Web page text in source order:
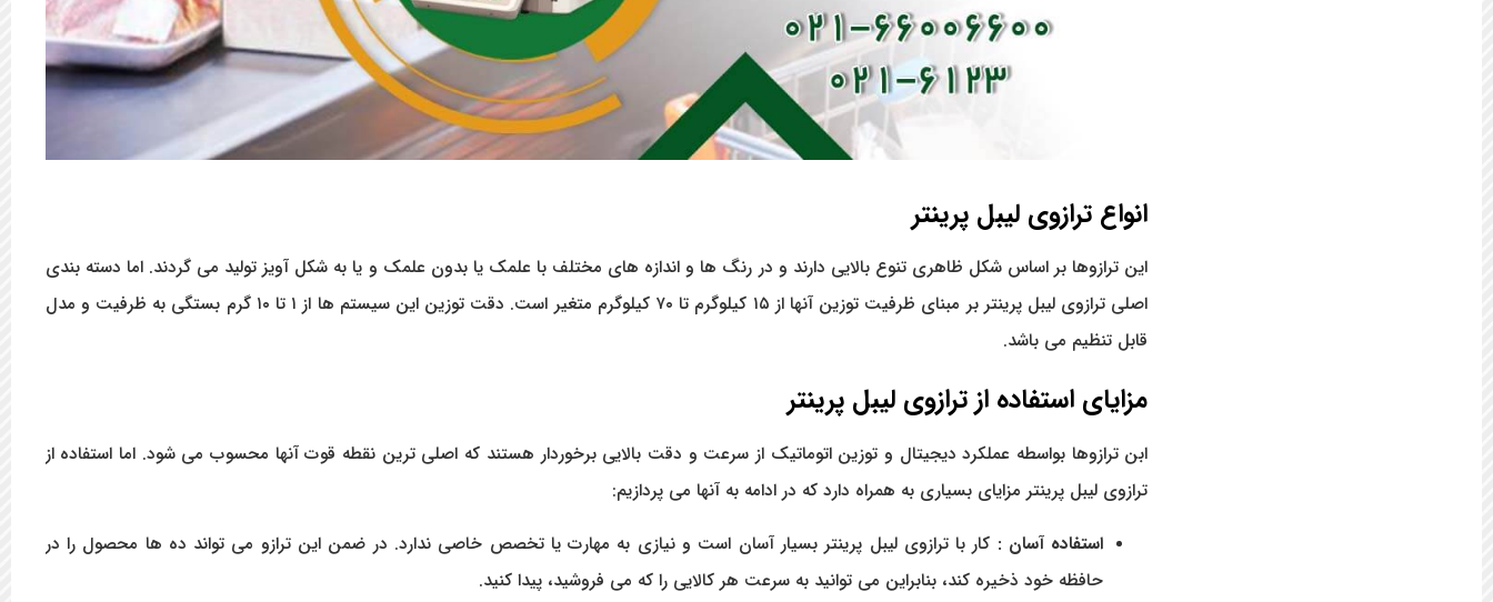
انواع ترازوی لیبل پرینتر
این ترازوها بر اساس شکل ظاهری تنوع بالایی دارند و در رنگ ها و اندازه های مختلف با علمک یا بدون علمک و یا به شکل آویز تولید می گردند. اما دسته بندی
اصلی ترازوی لیبل پرینتر بر مبنای ظرفیت توزین آنها از ۱۵ کیلوگرم تا ۷۰ کیلوگرم متغیر است. دقت توزین این سیستم ها از ۱ تا ۱۰ گرم بستگی به ظرفیت و مدل
قابل تنظیم می باشد.
مزایای استفاده از ترازوی لیبل پرینتر
ابن ترازوها بواسطه عملکرد دیجیتال و توزین اتوماتیک از سرعت و دقت بالایی برخوردار هستند که اصلی ترین نقطه قوت آنها محسوب می شود. اما استفاده از
ترازوی لیبل پرینتر مزایای بسیاری به همراه دارد که در ادامه به آنها می پردازیم:
استفاده آسان : کار با ترازوی لیبل پرینتر بسیار آسان است و نیازی به مهارت یا تخصص خاصی ندارد. در ضمن این ترازو می تواند ده ها محصول را در
حافظه خود ذخیره کند، بنابراین می توانید به سرعت هر کالایی را که می فروشید، پیدا کنید.